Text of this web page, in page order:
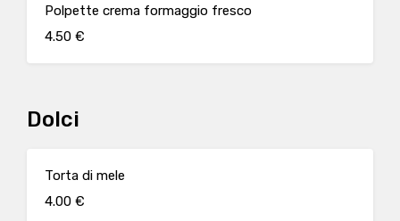
Polpette crema formaggio fresco
4.50 €
Dolci
Torta di mele
4.00 €